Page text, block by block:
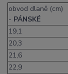
obvod dlaně (cm)
- PÁNSKÉ
19,1
20,3
21,6
22,9